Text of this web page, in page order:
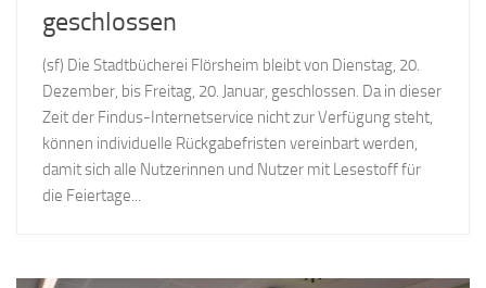
geschlossen
(sf) Die Stadtbücherei Flörsheim bleibt von Dienstag, 20.
Dezember, bis Freitag, 20. Januar, geschlossen. Da in dieser
Zeit der Findus-Internetservice nicht zur Verfügung steht,
können individuelle Rückgabefristen vereinbart werden,
damit sich alle Nutzerinnen und Nutzer mit Lesestoff für
die Feiertage...